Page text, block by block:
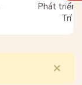
Phát triển
Trí
×